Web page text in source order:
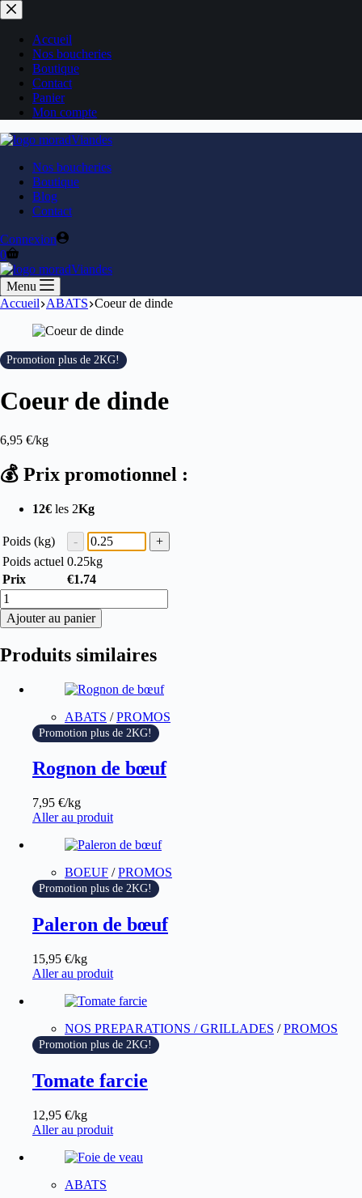
Passer
au
contenuAccueil
Nos boucheries
Boutique
Contact
Panier
Mon compte
Nos boucheries
Boutique
Blog
Contact
Connexion
Panier
d’achat
0
Menu
Accueil ABATS Coeur de dinde
Promotion plus de 2KG!
Coeur de dinde
6,95 €/kg
💰 Prix promotionnel :
12€ les 2Kg
Poids (kg)
Poids actuel 0.25kg
Prix
€1.74
quantité
de
Coeur
dinde
Ajouter au panier
Produits similaires
ABATS /PROMOS
Promotion plus de 2KG!
Rognon de bœuf
7,95 €/kg
Aller au produit
BOEUF /PROMOS
Promotion plus de 2KG!
Paleron de bœuf
15,95 €/kg
Aller au produit
NOS PREPARATIONS / GRILLADES /PROMOS
Promotion plus de 2KG!
Tomate farcie
12,95 €/kg
Aller au produit
ABATS